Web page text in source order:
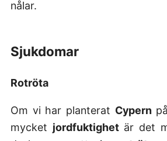
nålar.
Sjukdomar
Rotröta
Om vi har planterat Cypern
mycket jordfuktighetär det